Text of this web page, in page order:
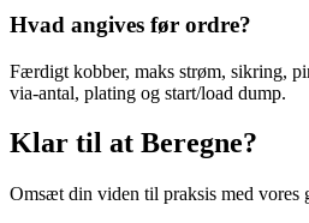
Hvad angives før ordre?
Færdigt kobber, maks strøm, sikring,
via-antal, plating og start/load dump.
Klar til at Beregne?
Omsæt din viden til praksis med vores